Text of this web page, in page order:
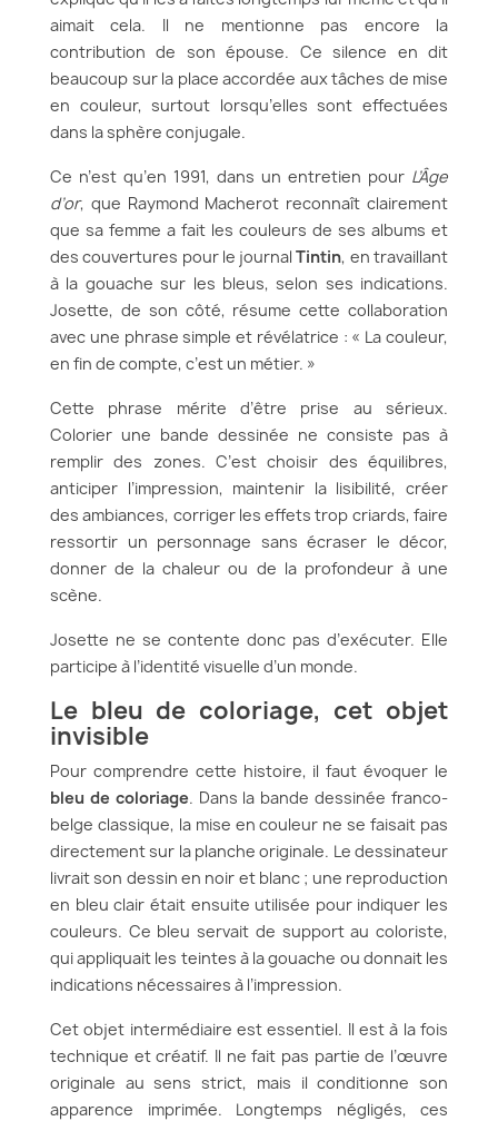
aimait cela. Il ne mentionne pas encore la
contribution de son épouse. Ce silence en dit
beaucoup sur la place accordée aux tâches de mise
en couleur, surtout lorsqu’elles sont effectuées
dans la sphère conjugale.
Ce n’est qu’en 1991, dans un entretien pour L’Âge
d’or, que Raymond Macherot reconnaît clairement
que sa femme a fait les couleurs de ses albums et
des couvertures pour le journalTintin, en travaillant
à la gouache sur les bleus, selon ses indications.
Josette, de son côté, résume cette collaboration
avec une phrase simple et révélatrice : « La couleur,
en fin de compte, c’est un métier. »
Cette phrase mérite d’être prise au sérieux.
Colorier une bande dessinée ne consiste pas à
remplir des zones. C’est choisir des équilibres,
anticiper l’impression, maintenir la lisibilité, créer
des ambiances, corriger les effets trop criards, faire
ressortir un personnage sans écraser le décor,
donner de la chaleur ou de la profondeur à une
scène.
Josette ne se contente donc pas d’exécuter. Elle
participe à l’identité visuelle d’un monde.
Le bleu de coloriage, cet objet
invisible
Pour comprendre cette histoire, il faut évoquer le
bleu de coloriage. Dans la bande dessinée franco-
belge classique, la mise en couleur ne se faisait pas
directement sur la planche originale. Le dessinateur
livrait son dessin en noir et blanc ; une reproduction
en bleu clair était ensuite utilisée pour indiquer les
couleurs. Ce bleu servait de support au coloriste,
qui appliquait les teintes à la gouache ou donnait les
indications nécessaires à l’impression.
Cet objet intermédiaire est essentiel. Il est à la fois
technique et créatif. Il ne fait pas partie de l’œuvre
originale au sens strict, mais il conditionne son
apparence imprimée. Longtemps négligés, ces